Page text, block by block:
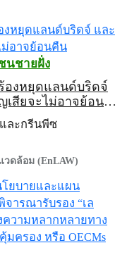
นชายฝั่ง
ร้องหยุดแลนด์บริดจ์
เสียจะไม่อาจย้อน
ละกรีนพีซ
ดล้อม (EnLAW)